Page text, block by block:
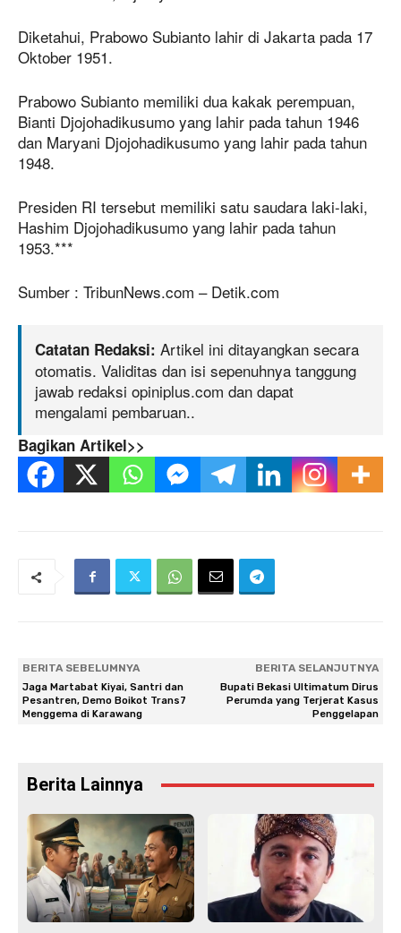
Diketahui, Prabowo Subianto lahir di Jakarta pada 17
Oktober 1951.
Prabowo Subianto memiliki dua kakak perempuan,
Bianti Djojohadikusumo yang lahir pada tahun 1946
dan Maryani Djojohadikusumo yang lahir pada tahun
1948.
Presiden RI tersebut memiliki satu saudara laki-laki,
Hashim Djojohadikusumo yang lahir pada tahun
1953.***
Sumber : TribunNews.com – Detik.com
Catatan Redaksi: Artikel ini ditayangkan secara
otomatis. Validitas dan isi sepenuhnya tanggung
jawab redaksi opiniplus.com dan dapat
mengalami pembaruan..
Bagikan Artikel>>
BERITA SEBELUMNYA
Jaga Martabat Kiyai, Santri dan
Pesantren, Demo Boikot Trans7
Menggema di Karawang
BERITA SELANJUTNYA
Bupati Bekasi Ultimatum Dirus
Perumda yang Terjerat Kasus
Penggelapan
Berita Lainnya